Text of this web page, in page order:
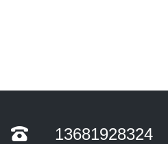
13681928324